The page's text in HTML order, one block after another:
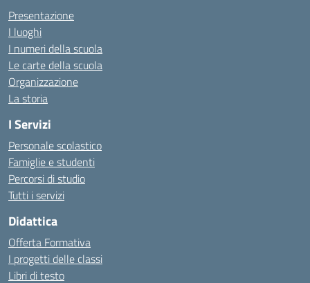
Presentazione
I luoghi
I numeri della scuola
Le carte della scuola
Organizzazione
La storia
I Servizi
Personale scolastico
Famiglie e studenti
Percorsi di studio
Tutti i servizi
Didattica
Offerta Formativa
I progetti delle classi
Libri di testo